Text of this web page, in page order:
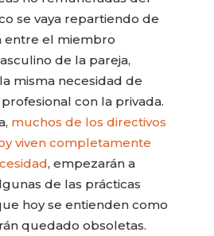
se vaya repartiendo de
entre el miembro
de la pareja,
misma necesidad de
con la privada.
muchos de los directivos
viven completamente
, empezarán a
de las prácticas
hoy se entienden como
quedado obsoletas.